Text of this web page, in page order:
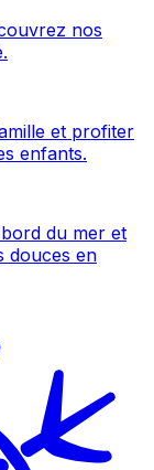
nos
et profiter
enfants.
du mer et
douces en